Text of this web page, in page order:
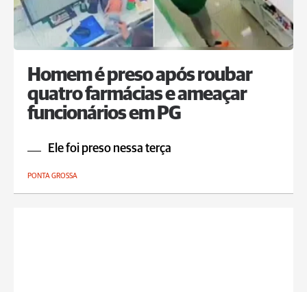
Homem é preso após roubar
quatro farmácias e ameaçar
funcionários em PG
Ele foi preso nessa terça
PONTA GROSSA